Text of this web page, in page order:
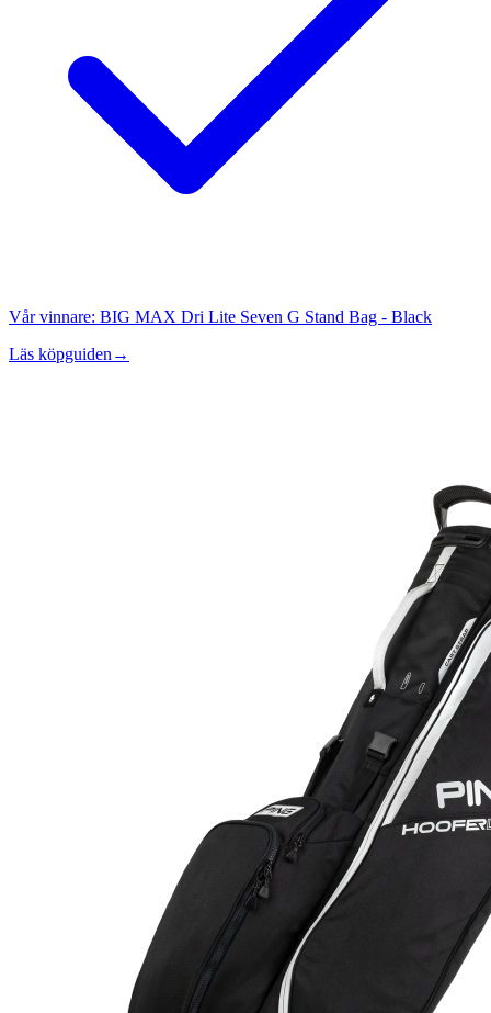
Vår vinnare: BIG MAX Dri Lite Seven G Stand Bag - Black
Läs köpguiden →